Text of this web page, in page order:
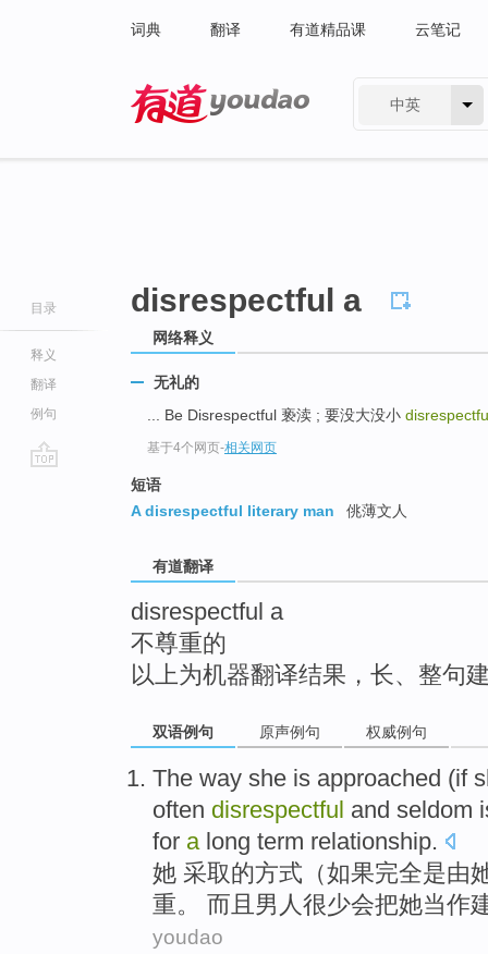
词典 翻译 有道精品课 云笔记
中英
目录
释义
翻译
例句
disrespectful a
网络释义
无礼的
... Be Disrespectful 亵渎 ; 要没大没小
基于4个网页-相关网页
短语
A disrespectful literary man
佻薄文人
有道翻译
disrespectful a
不尊重的
以上为机器翻译结果，长、整句
双语例句 原声例句 权威例句
The way she is approached (if
often disrespectful and seldom
for a long term relationship.
她 采取的方式 （如果完全是由
重。 而且 男人很少会把她当作
youdao